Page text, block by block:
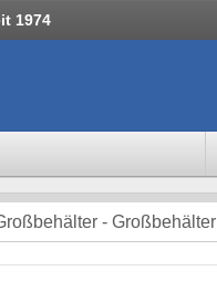
1974
- Großbehälter